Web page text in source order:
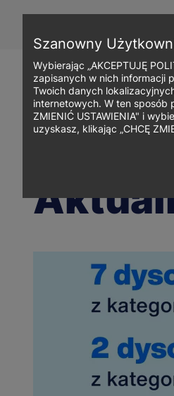
Szanowny
Wybierając „AKCEPTUJĘ
zapisanych w nich informacji
Twoich danych
internetowych. W ten sposób
ZMIENIĆ USTAWIENIA" i
uzyskasz, klikając „CHCĘ